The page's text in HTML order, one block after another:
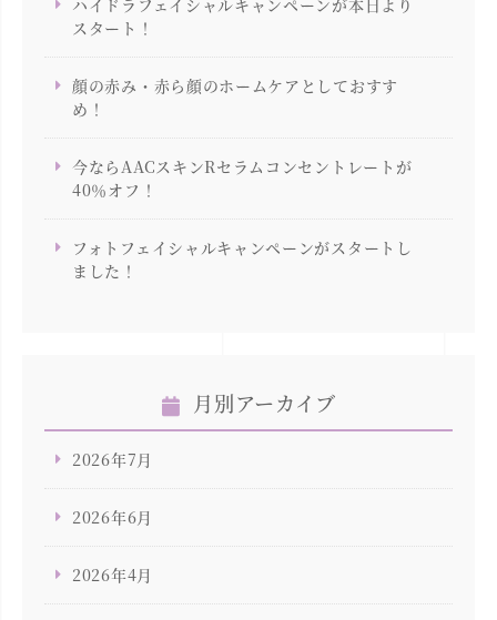
ハイドラフェイシャルキャンペーンが本日より
スタート！
顔の赤み・赤ら顔のホームケアとしておすす
め！
今ならAACスキンRセラムコンセントレートが
40％オフ！
フォトフェイシャルキャンペーンがスタートし
ました！
月別アーカイブ
2026年7月
2026年6月
2026年4月